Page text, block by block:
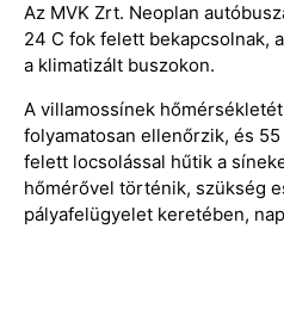
Az MVK Zrt. Neoplan
24 C fok felett bekapcsolnak,
a klimatizált buszokon.
A villamossínek
folyamatosan ellenőrzik, és
felett locsolással hűtik a
hőmérővel történik, szükség
pályafelügyelet keretében,